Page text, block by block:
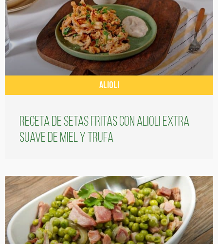
ALIOLI
Receta de setas fritas con alioli extra
suave de miel y trufa